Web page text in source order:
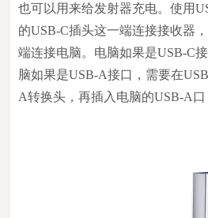
也可以用来给发射器充电。使用
的USB-C插头这一端连接接收器
端连接电脑。电脑如果是USB-C
脑如果是USB-A接口，需要在
A转换头，再插入电脑的USB-A口